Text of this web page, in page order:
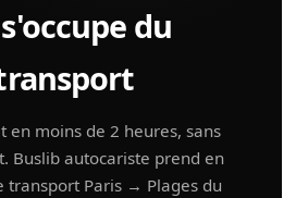
du
en moins de 2 heures, sans
Buslib autocariste prend en
transport Paris → Plages du